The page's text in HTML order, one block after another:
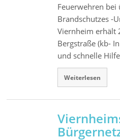
Feuerwehren
Brandschutzes -
Viernheim
Bergstraße (kb-
und schnelle
Weiterlesen